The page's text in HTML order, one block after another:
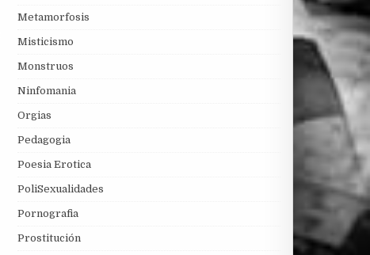
Metamorfosis
Misticismo
Monstruos
Ninfomania
Orgias
Pedagogia
Poesia Erotica
PoliSexualidades
Pornografia
Prostitución